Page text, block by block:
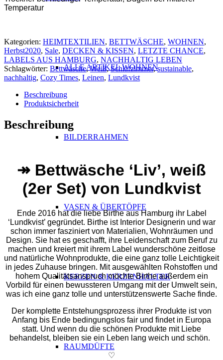
ALLE ARTIKEL WOHNEN
BILDERRAHMEN
VASEN & ÜBERTÖPFE
KERZEN & KERZENHALTER
RAUMDÜFTE
Temperatur
Kategorien: HEIMTEXTILIEN, BETTWÄSCHE, WOHNEN,
Herbst2020, Sale, DECKEN & KISSEN, LETZTE CHANCE,
LABELS AUS HAMBURG, NACHHALTIG LEBEN
Schlagwörter: Bettwäsche,Weiß,Schlafzimmer,sustainable,
nachhaltig, Cozy Times, Leinen, Lundkvist
Beschreibung
Produktsicherheit
Beschreibung
↠ Bettwäsche ‘Liv’, weiß
(2er Set) von Lundkvist
Ende 2016 hat die liebe Birthe aus Hamburg ihr Label
‘Lundkvist’ gegründet. Birthe ist Interior Designerin und war
schon immer fasziniert von Materialien, Wohnräumen und
Design. Sie hat es geschafft, ihre Leidenschaft zum Beruf zu
machen und kreiert mit ihrem Label wunderschöne zeitlose
und natürliche Wohnprodukte, die eine ganz tolle Leichtigkeit
in jedes Zuhause bringen. Mit ausgewählten Rohstoffen und
hohem Qualitätsanspruch möchte Birthe außerdem ein
Vorbild für einen bewussteren Umgang mit der Umwelt sein,
was ich eine ganz tolle und unterstützenswerte Sache finde.
Der komplette Entstehungsprozess ihrer Produkte ist von
Anfang bis Ende bedingungslos fair und findet in Europa
statt. Und wenn du die schönen Produkte mit Liebe
behandelst, bleiben sie ein Leben lang weich und schön.
♡